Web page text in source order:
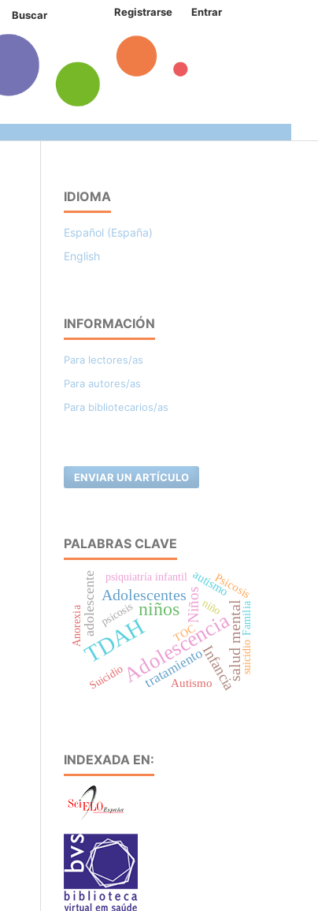
Buscar Registrarse Entrar
IDIOMA
Español (España)
English
INFORMACIÓN
Para lectores/as
Para autores/as
Para bibliotecarios/as
ENVIAR UN ARTÍCULO
PALABRAS CLAVE
TDAHAdolescencia
niños
Adolescentes
salud mental
Infancia
Niños
adolescente
tratamiento
autismo
Autismo
Psicosis
TOC Familia
psicosis
suicidio
psiquiatría infantil
Anorexia niño
Suicidio
INDEXADA EN: